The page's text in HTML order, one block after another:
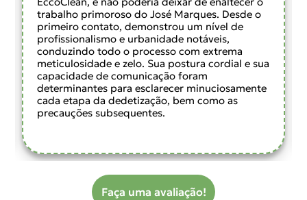
trabalho primoroso do José Marques. Desde o
primeiro contato, demonstrou um nível de
profissionalismo e urbanidade notáveis,
conduzindo todo o processo com extrema
meticulosidade e zelo. Sua postura cordial e sua
capacidade de comunicação foram
determinantes para esclarecer minuciosamente
cada etapa da dedetização, bem como as
precauções subsequentes.
Faça uma avaliação!